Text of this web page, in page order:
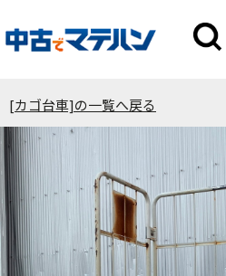
[カゴ台車]の一覧へ戻る